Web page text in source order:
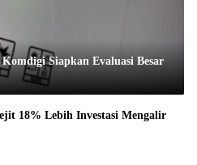
Siapkan Evaluasi Besar
18% Lebih Investasi Mengalir